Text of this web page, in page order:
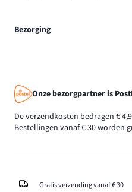
Bezorging
Onze bezorgpartner is
De verzendkosten bedragen €
Bestellingen vanaf € 30 worden
Gratis verzending vanaf € 30